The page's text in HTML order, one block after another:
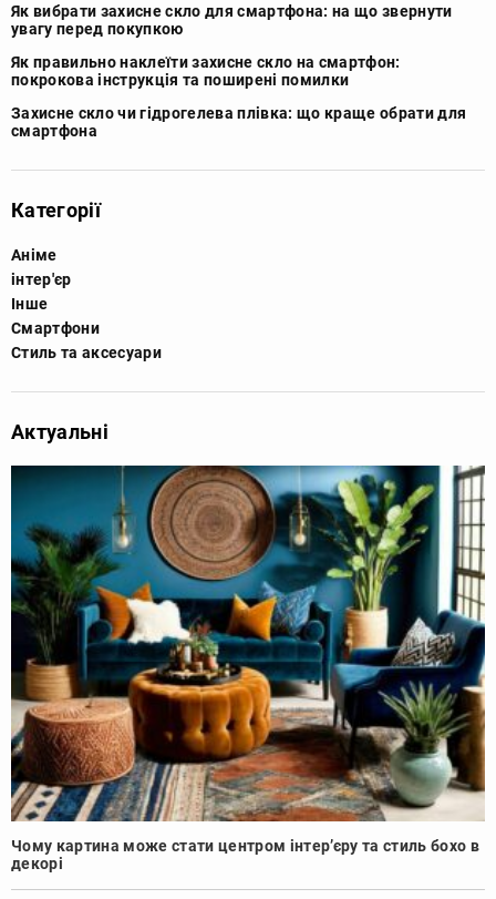
Як вибрати захисне скло для смартфона: на що звернути
увагу перед покупкою
Як правильно наклеїти захисне скло на смартфон:
покрокова інструкція та поширені помилки
Захисне скло чи гідрогелева плівка: що краще обрати для
смартфона
Категорії
Аніме
інтер'єр
Інше
Смартфони
Стиль та аксесуари
Актуальні
Чому картина може стати центром інтер’єру та стиль бохо в
декорі